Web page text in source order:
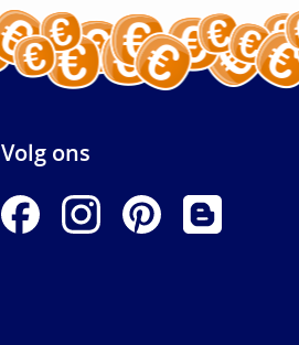
Volg ons